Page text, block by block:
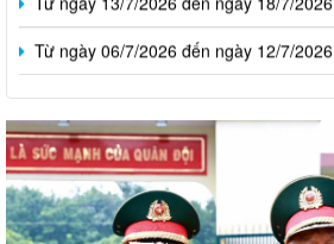
Từ ngày 06/7/2026 đến ngày 12/7/2026